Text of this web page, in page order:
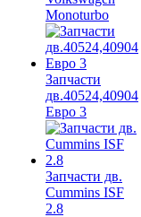
Monoturbo
Запчасти
дв.40524,40904
Евро 3
Запчасти дв.
Cummins ISF
2.8